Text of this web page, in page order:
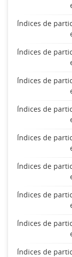
Índices de
Índices de
Índices de
Índices de
Índices de
Índices de
Índices de
Índices de
Índices de